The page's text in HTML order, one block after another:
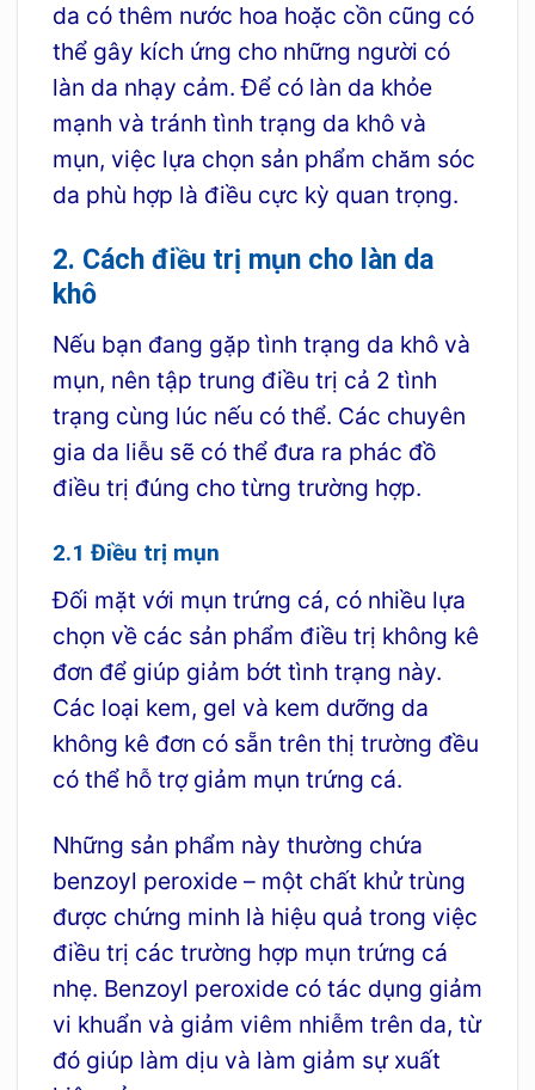
da có thêm nước hoa hoặc cồn cũng có
thể gây kích ứng cho những người có
làn da nhạy cảm. Để có làn da khỏe
mạnh và tránh tình trạng da khô và
mụn, việc lựa chọn sản phẩm chăm sóc
da phù hợp là điều cực kỳ quan trọng.
2. Cách điều trị mụn cho làn da
khô
Nếu bạn đang gặp tình trạng da khô và
mụn, nên tập trung điều trị cả 2 tình
trạng cùng lúc nếu có thể. Các chuyên
gia da liễu sẽ có thể đưa ra phác đồ
điều trị đúng cho từng trường hợp.
2.1 Điều trị mụn
Đối mặt với mụn trứng cá, có nhiều lựa
chọn về các sản phẩm điều trị không kê
đơn để giúp giảm bớt tình trạng này.
Các loại kem, gel và kem dưỡng da
không kê đơn có sẵn trên thị trường đều
có thể hỗ trợ giảm mụn trứng cá.
Những sản phẩm này thường chứa
benzoyl peroxide – một chất khử trùng
được chứng minh là hiệu quả trong việc
điều trị các trường hợp mụn trứng cá
nhẹ. Benzoyl peroxide có tác dụng giảm
vi khuẩn và giảm viêm nhiễm trên da, từ
đó giúp làm dịu và làm giảm sự xuất